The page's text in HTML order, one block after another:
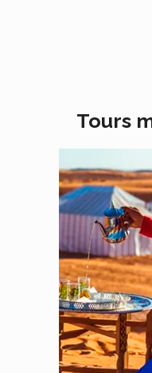
Tours